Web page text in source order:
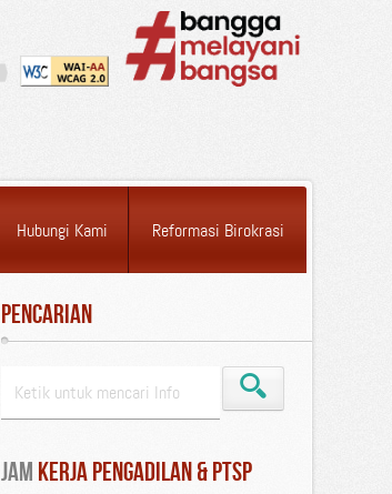
Hubungi Kami Reformasi Birokrasi
Pencarian
Jam Kerja Pengadilan & PTSP